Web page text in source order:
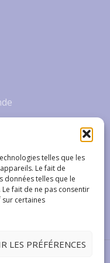
telles que les
Le fait de
données telles que le
fait de ne pas consentir
certaines
LES PRÉFÉRENCES